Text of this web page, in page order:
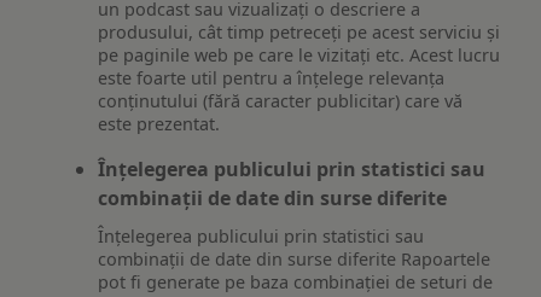
un podcast sau vizualizați o descriere a
produsului, cât timp petreceți pe acest serviciu și
pe paginile web pe care le vizitați etc. Acest lucru
este foarte util pentru a înțelege relevanța
conținutului (fără caracter publicitar) care vă
este prezentat.
Înțelegerea publicului prin statistici sau
combinații de date din surse diferite
Înțelegerea publicului prin statistici sau
combinații de date din surse diferite Rapoartele
pot fi generate pe baza combinației de seturi de